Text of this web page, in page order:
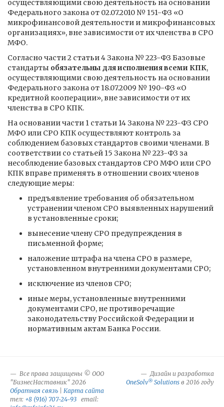
осуществляющими свою деятельность на основании
Федерального закона от 02.07.2010 № 151-ФЗ «О
микрофинансовой деятельности и микрофинансовых
организациях», вне зависимости от их членства в СРО
МФО.
Согласно части 2 статьи 4 Закона № 223-ФЗ Базовые
стандарты обязательны для исполнения всеми КПК,
осуществляющими свою деятельность на основании
Федерального закона от 18.07.2009 № 190-ФЗ «О
кредитной кооперации», вне зависимости от их
членства в СРО КПК.
На основании части 1 статьи 14 Закона № 223-ФЗ СРО
МФО или СРО КПК осуществляют контроль за
соблюдением базовых стандартов своими членами. В
соответствии со статьей 15 Закона № 223-ФЗ за
несоблюдение базовых стандартов СРО МФО или СРО
КПК вправе применять в отношении своих членов
следующие меры:
предъявление требования об обязательном
устранении членом СРО выявленных нарушений
в установленные сроки;
вынесение члену СРО предупреждения в
письменной форме;
наложение штрафа на члена СРО в размере,
установленном внутренними документами СРО;
исключение из членов СРО;
иные меры, установленные внутренними
документами СРО, не противоречащие
законодательству Российской Федерации и
нормативным актам Банка России.
Все права защищены © ООО
"БизнесНаставник" 2026
Обратная связь
Карта сайта
тел: +8 (916) 707-24-93 email:
Дизайн и разработка
OneSolv® Solutions в 2016 году